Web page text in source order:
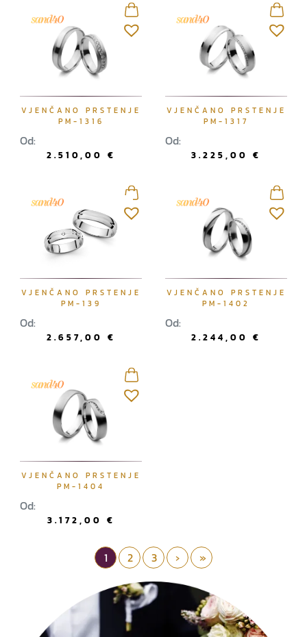
VJENČANO PRSTENJE
PM-1316
Od:
2.510,00 €
VJENČANO PRSTENJE
PM-1317
Od:
3.225,00 €
VJENČANO PRSTENJE
PM-139
Od:
2.657,00 €
VJENČANO PRSTENJE
PM-1402
Od:
2.244,00 €
VJENČANO PRSTENJE
PM-1404
Od:
3.172,00 €
Page navigation Current Page
1 Page
2 Page
3 › »